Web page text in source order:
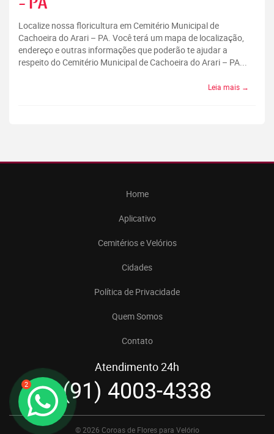
2
Localize nossa floricultura em Cemitério Municipal de
Cachoeira do Arari – PA. Você terá um mapa de localização,
endereço e outras informações que poderão te ajudar a
respeito do Cemitério Municipal de Cachoeira do Arari – PA...
Leia mais →
Home
Aplicativo
Cemitérios e Velórios
Cidades
Política de Privacidade
Quem Somos
Contato
Atendimento 24h
(91) 4003-4338
© 2026 Coroas de Flores para Velório